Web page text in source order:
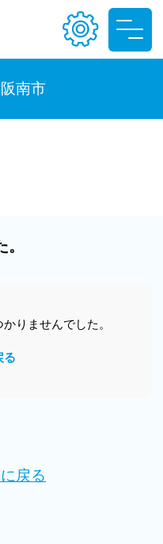
阪南市
りませんでした。
る
戻る